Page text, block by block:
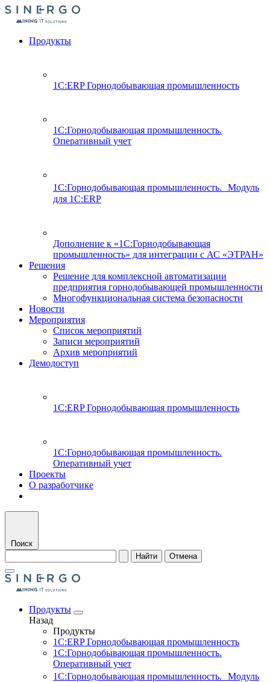
Продукты
1С:ERP Горнодобывающая промышленность
1С:Горнодобывающая промышленность.
Оперативный учет
1С:Горнодобывающая промышленность. Модуль
для 1С:ERP
Дополнение к «1С:Горнодобывающая
промышленность» для интеграции с АС «ЭТРАН»
Решения
Решение для комплексной автоматизации
предприятия горнодобывающей промышленности
Многофункциональная система безопасности
Новости
Мероприятия
Список мероприятий
Записи мероприятий
Архив мероприятий
Демодоступ
1С:ERP Горнодобывающая промышленность
1С:Горнодобывающая промышленность.
Оперативный учет
Проекты
О разработчике
Поиск
Найти
Отмена
Продукты
Назад
Продукты
1С:ERP Горнодобывающая промышленность
1С:Горнодобывающая промышленность.
Оперативный учет
1С:Горнодобывающая промышленность. Модуль